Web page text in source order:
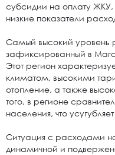
субсидии на оплату
низкие показатели
Самый высокий уровень
зафиксированный в
Этот регион
климатом, высокими
отопление, а также
того, в регионе
населения, что
Ситуация с расходами
динамичной и